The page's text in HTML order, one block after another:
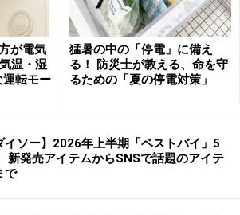
制度」の対象機器には、省エネ基準
のマークが表示されています。もち
省エネラベリング制度」の対象機器
庫の省エネ達成率はどの位の数値であ
要になるわけですが、401～450Lク
値で222％、最大値で294％もの省エ
のです。単純計算で、国の基準値に
が電気
温・湿
運転モー
猛暑の中の「停電」に備え
る！ 防災士が教える、命を守
るための「夏の停電対策」
イソー】2026年上半期「ベストバイ」5
新発売アイテムからSNSで話題のアイテ
で